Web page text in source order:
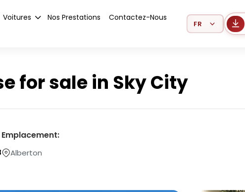
Voitures Nos Prestations Contactez-Nous Select Language
for sale in Sky City
Emplacement:
Alberton